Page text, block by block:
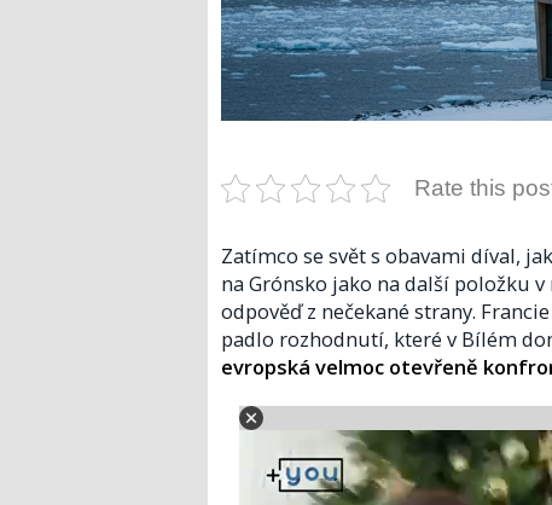
Rate this
Zatímco se svět s obavami díval,
na Grónsko jako na další položku
odpověď z nečekané strany.
padlo rozhodnutí, které v Bílém
evropská velmoc otevřeně